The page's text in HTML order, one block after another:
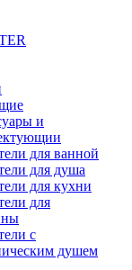
и
для ванной
для душа
для кухни
для
с
душем